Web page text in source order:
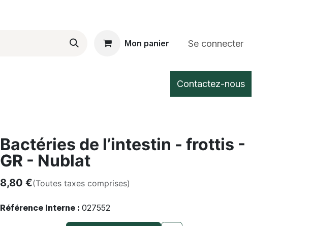
Mon panier Se connecter
Contactez-nous
Bactéries de l’intestin - frottis -
GR - Nublat
8,80 €(Toutes taxes comprises)
Référence Interne : 027552